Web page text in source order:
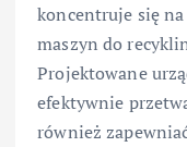
koncentruje się
maszyn do
Projektowane
efektywnie
również